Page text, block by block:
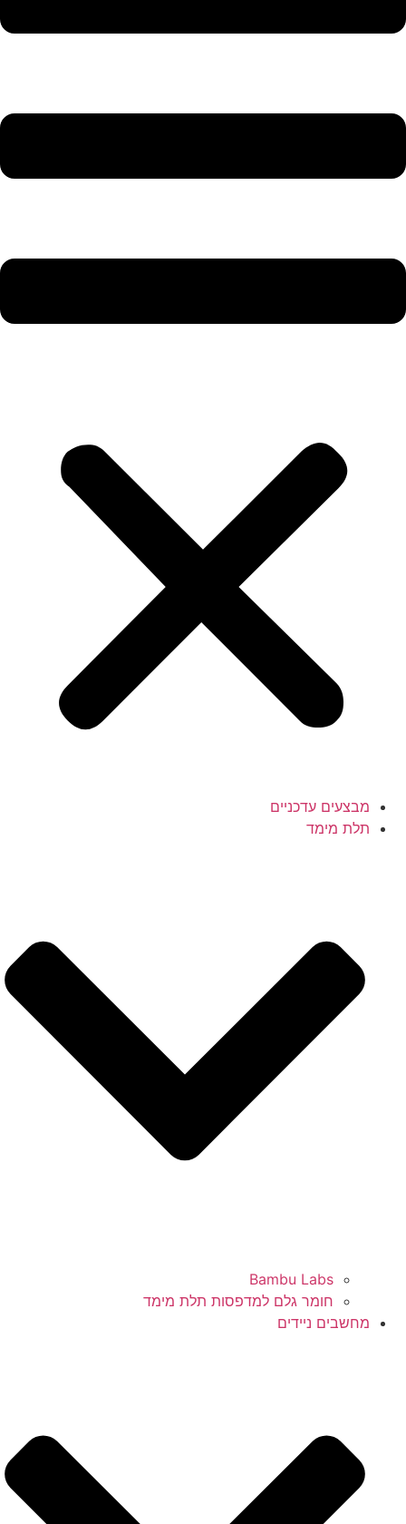
מבצעים עדכניים
תלת מימד
Bambu Labs
חומר גלם למדפסות תלת מימד
מחשבים ניידים